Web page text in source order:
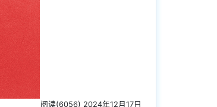
阅读(6056) 2024年12月17日